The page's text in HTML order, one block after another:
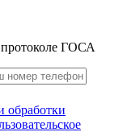
ГОСА
обработки